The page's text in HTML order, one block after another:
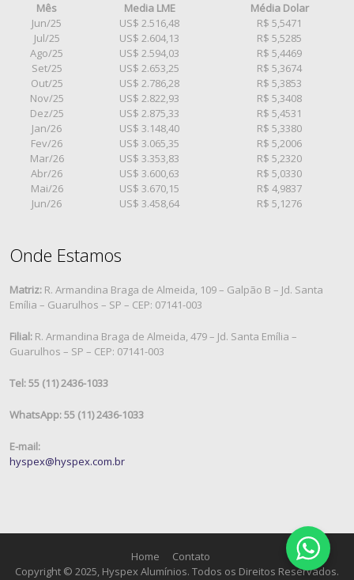
Mês Media LME
Média Dolar
Jun/25
US$ 2.516,48
R$ 5,5471
Jul/25
US$ 2.604,13
R$ 5,5285
Ago/25
US$ 2.594,03
R$ 5,4469
Set/25
US$ 2.653,25
R$ 5,3674
Out/25
US$ 2.786,28
R$ 5,3853
Nov/25
US$ 2.822,93
R$ 5,3408
Dez/25
US$ 2.875,33
R$ 5,4531
Jan/26
US$ 3.148,40
R$ 5,3380
Fev/26
US$ 3.065,35
R$ 5,2006
Mar/26
US$ 3.353,83
R$ 5,2320
Abr/26
US$ 3.600,63
R$ 5,0330
Mai/26
US$ 3.670,15
R$ 4,9837
Jun/26
US$ 3.458,64 R$ 5,1276
Onde Estamos
Matriz: R. Armandina Braga de Almeida, 109 – Galpão B – Jd. Santa
Emília – Guarulhos – SP – CEP: 07141-003
Filial: R. Armandina Braga de Almeida, 479 – Jd. Santa Emília –
Guarulhos – SP – CEP: 07141-003
Tel: 55 (11) 2436-1033
WhatsApp: 55 (11) 2436-1033
E-mail:
hyspex@hyspex.com.br
Home
Contato
Copyright © 2025, Hyspex Alumínios. Todos os Direitos Reservados.